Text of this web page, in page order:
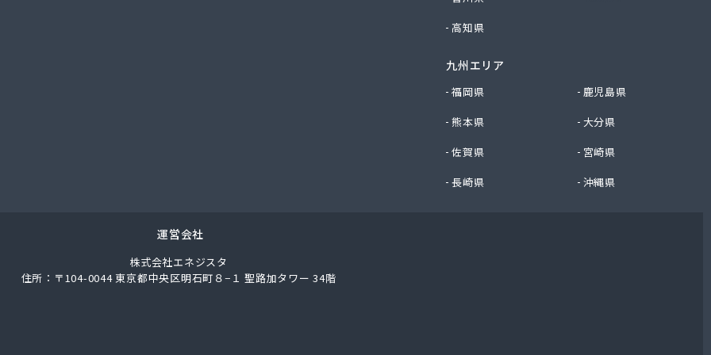
株式会社
高知県
九州エリア
福岡県
鹿児島県
熊本県
大分県
佐賀県
宮崎県
長崎県
沖縄県
運営会社
株式会社エネジスタ
住所：〒104-0044 東京都中央区明石町８−１ 聖路加タワー 34階